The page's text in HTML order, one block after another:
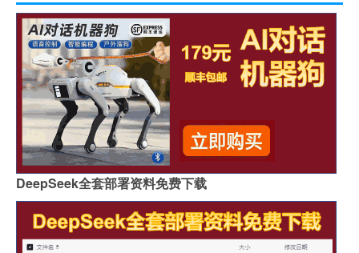
DeepSeek全套部署资料免费下载